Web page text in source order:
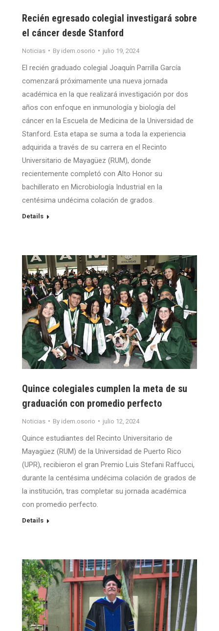
Recién egresado colegial investigará sobre
el cáncer desde Stanford
Noticias By idem.osorio julio 19, 2024
El recién graduado colegial Joaquín Parrilla García
comenzará próximamente una nueva jornada
académica en la que realizará investigación por dos
años con enfoque en inmunología y biología del
cáncer en la Escuela de Medicina de la Universidad de
Stanford. Esta etapa se suma a toda la experiencia
adquirida a través de su carrera en el Recinto
Universitario de Mayagüez (RUM), donde
recientemente completó con Alto Honor su
bachillerato en Microbiología Industrial en la
centésima undécima colación de grados.
Details
Quince colegiales cumplen la meta de su
graduación con promedio perfecto
Noticias By idem.osorio julio 12, 2024
Quince estudiantes del Recinto Universitario de
Mayagüez (RUM) de la Universidad de Puerto Rico
(UPR), recibieron el gran Premio Luis Stefani Raffucci,
durante la centésima undécima colación de grados de
la institución, tras completar su jornada académica
con promedio perfecto.
Details